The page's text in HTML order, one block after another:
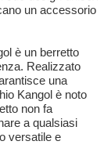
un accessorio
è un berretto
Realizzato
una
Kangol è noto
non fa
a qualsiasi
versatile e